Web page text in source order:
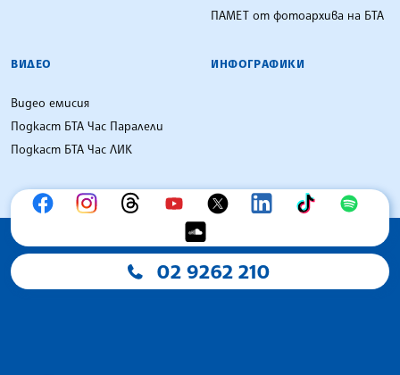
ПАМЕТ от фотоархива на БТА
ВИДЕО
Видео емисия
Подкаст БТА Час Паралели
Подкаст БТА Час ЛИК
ИНФОГРАФИКИ
02 9262 210